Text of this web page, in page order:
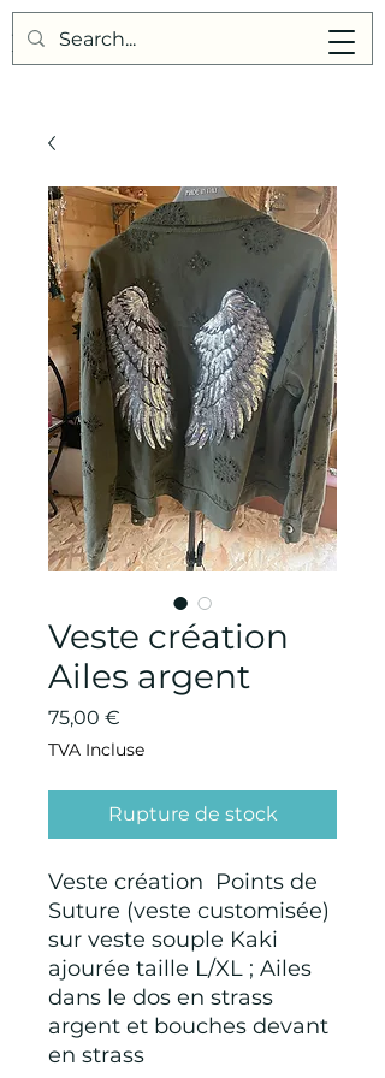
Points de Suture
Veste création
Ailes argent
75,00 €
TVA Incluse
Rupture de stock
Veste création Points de
Suture (veste customisée)
sur veste souple Kaki
ajourée taille L/XL ; Ailes
dans le dos en strass
argent et bouches devant
en strass